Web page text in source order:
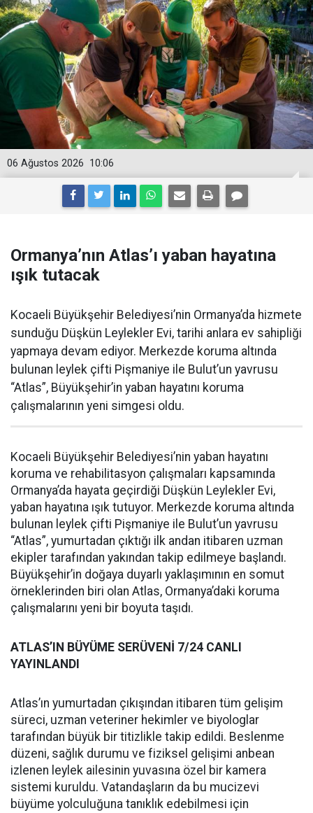
10:06
06 Ağustos 2026
Ormanya’nın Atlas’ı yaban hayatına
ışık tutacak
Kocaeli Büyükşehir Belediyesi’nin Ormanya’da hizmete
sunduğu Düşkün Leylekler Evi, tarihi anlara ev sahipliği
yapmaya devam ediyor. Merkezde koruma altında
bulunan leylek çifti Pişmaniye ile Bulut’un yavrusu
“Atlas”, Büyükşehir’in yaban hayatını koruma
çalışmalarının yeni simgesi oldu.
Kocaeli Büyükşehir Belediyesi’nin yaban hayatını
koruma ve rehabilitasyon çalışmaları kapsamında
Ormanya’da hayata geçirdiği Düşkün Leylekler Evi,
yaban hayatına ışık tutuyor. Merkezde koruma altında
bulunan leylek çifti Pişmaniye ile Bulut’un yavrusu
“Atlas”, yumurtadan çıktığı ilk andan itibaren uzman
ekipler tarafından yakından takip edilmeye başlandı.
Büyükşehir’in doğaya duyarlı yaklaşımının en somut
örneklerinden biri olan Atlas, Ormanya’daki koruma
çalışmalarını yeni bir boyuta taşıdı.
ATLAS’IN BÜYÜME SERÜVENİ 7/24 CANLI
YAYINLANDI
Atlas’ın yumurtadan çıkışından itibaren tüm gelişim
süreci, uzman veteriner hekimler ve biyologlar
tarafından büyük bir titizlikle takip edildi. Beslenme
düzeni, sağlık durumu ve fiziksel gelişimi anbean
izlenen leylek ailesinin yuvasına özel bir kamera
sistemi kuruldu. Vatandaşların da bu mucizevi
büyüme yolculuğuna tanıklık edebilmesi için